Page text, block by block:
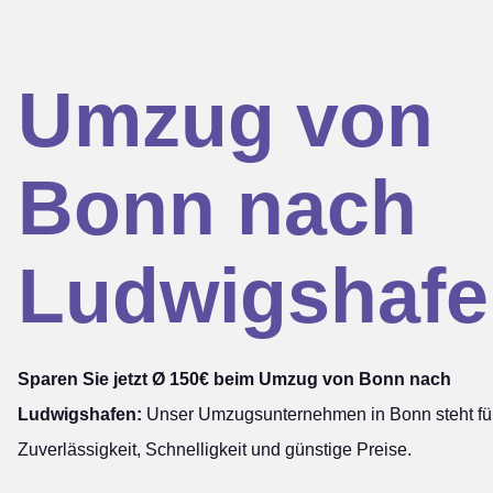
Umzug von
Bonn nach
Sparen Sie jetzt Ø 150€ beim Umzug von Bonn nach
Ludwigshafen: Unser Umzugsunternehmen in Bonn steht
Zuverlässigkeit, Schnelligkeit und günstige Preise.